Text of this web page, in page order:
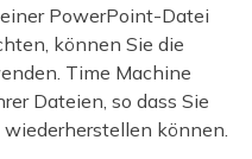
PowerPoint-Datei
können Sie die
Time Machine
Dateien, so dass Sie
können.